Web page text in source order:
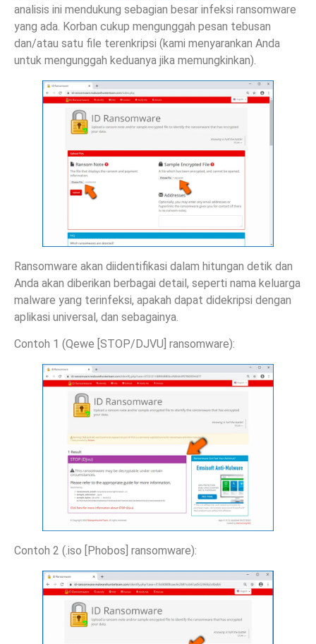
analisis ini mendukung sebagian besar infeksi ransomware
yang ada. Korban cukup mengunggah pesan tebusan
dan/atau satu file terenkripsi (kami menyarankan Anda
untuk mengunggah keduanya jika memungkinkan).
Ransomware akan diidentifikasi dalam hitungan detik dan
Anda akan diberikan berbagai detail, seperti nama keluarga
malware yang terinfeksi, apakah dapat didekripsi dengan
aplikasi universal, dan sebagainya.
Contoh 1 (Qewe [STOP/DJVU] ransomware):
Contoh 2 (.iso [Phobos] ransomware):